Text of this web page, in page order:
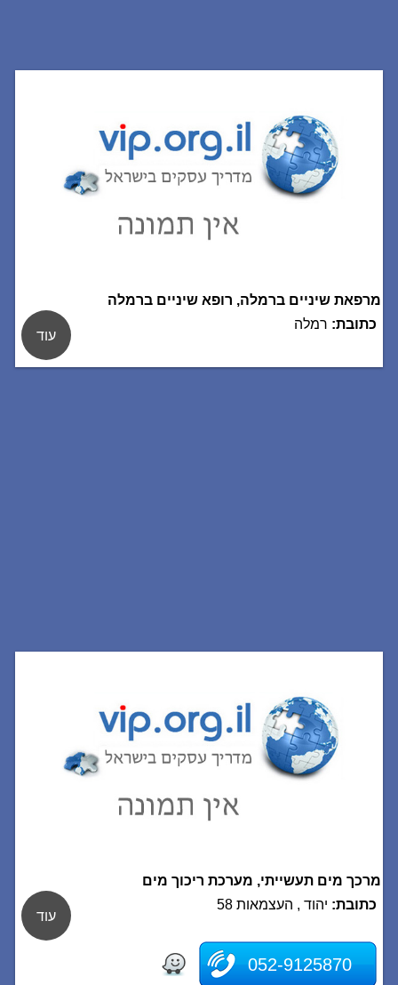
מרפאת שיניים ברמלה, רופא שיניים ברמלה
כתובת: רמלה
עוד
מרכך מים תעשייתי, מערכת ריכוך מים
כתובת: יהוד , העצמאות 58
052-9125870
עוד